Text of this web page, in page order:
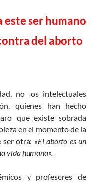
del aborto
no los intelectuales
quienes han hecho
que existe sobrada
en el momento de la
ser otra: «El aborto es un
vida humana».
y profesores de